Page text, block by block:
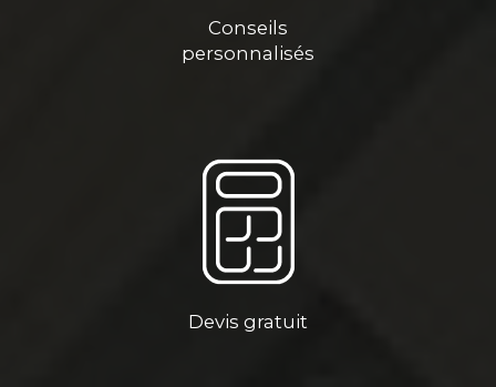
Conseils
personnalisés
Devis gratuit